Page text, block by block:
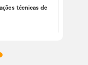
técnicas de